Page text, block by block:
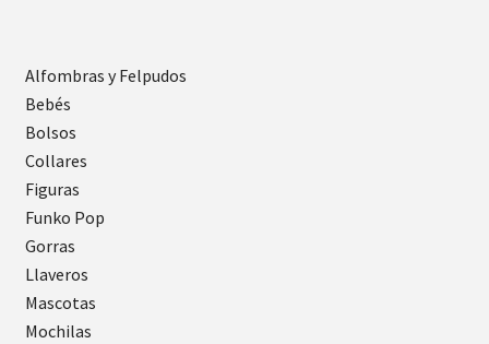
Alfombras y Felpudos
Bebés
Bolsos
Collares
Figuras
Funko Pop
Gorras
Llaveros
Mascotas
Mochilas